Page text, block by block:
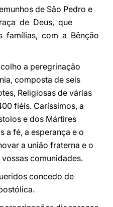
de São Pedro e
de Deus, que
famílias, com a Bênção
a peregrinação
composta de seis
Religiosas de várias
fiéis. Caríssimos, a
e dos Mártires
a fé, a esperança e o
a união fraterna e o
comunidades.
concedo de